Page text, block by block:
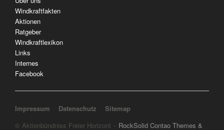
Windkraftfakten
Aktionen
Ratgeber
Windkraftlexikon
Links
Internes
Facebook
Navigation überspringen
Impressum Datenschutz
Sitemap
© Aktionbündniss Freier Horizont
RockSolid Contao Themes &